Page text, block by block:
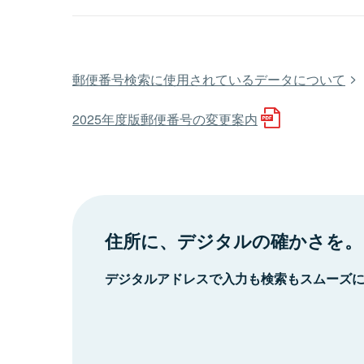
郵便番号検索に使用されているデータについて
2025年度版郵便番号の変更案内
住所に、デジタルの確かさを。
デジタルアドレスで入力も検索もスムーズ